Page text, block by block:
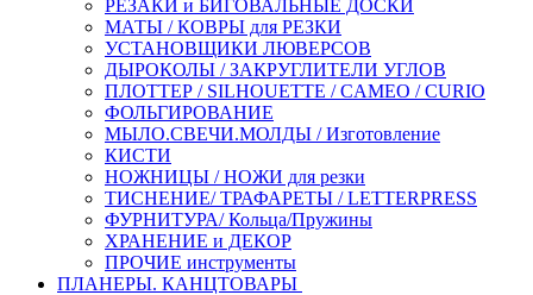
РЕЗАКИ и БИГОВАЛЬНЫЕ ДОСКИ
МАТЫ / КОВРЫ для РЕЗКИ
УСТАНОВЩИКИ ЛЮВЕРСОВ
ДЫРОКОЛЫ / ЗАКРУГЛИТЕЛИ УГЛОВ
ПЛОТТЕР / SILHOUETTE / CAMEO / CURIO
ФОЛЬГИРОВАНИЕ
МЫЛО.СВЕЧИ.МОЛДЫ / Изготовление
КИСТИ
НОЖНИЦЫ / НОЖИ для резки
ТИСНЕНИЕ/ ТРАФАРЕТЫ / LETTERPRESS
ФУРНИТУРА/ Кольца/Пружины
ХРАНЕНИЕ и ДЕКОР
ПРОЧИЕ инструменты
ПЛАНЕРЫ. КАНЦТОВАРЫ